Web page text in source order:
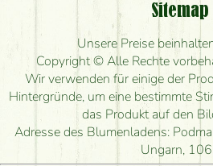
Sitemap
Unsere Preise
Copyright © Alle Rechte
Wir verwenden für einige der
Hintergründe, um eine bestimmte
das Produkt auf den
Adresse des Blumenladens:
Ungarn,